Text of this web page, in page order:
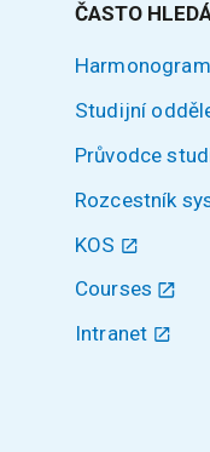
ČASTO
Studijní
Průvodce
Rozcestník
KOS
Courses
Intranet